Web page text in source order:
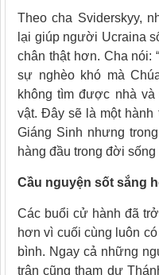
Theo cha Sviderskyy,
lại giúp người Ucraina
chân thật hơn. Cha nói:
sự nghèo khó mà
không tìm được nhà
vật. Đây sẽ là một
Giáng Sinh nhưng
hàng đầu trong đời
Cầu nguyện sốt sắng
Các buổi cử hành đã
hơn vì cuối cùng luôn
bình. Ngay cả những
trận cũng tham dự